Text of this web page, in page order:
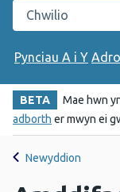
Chwilio gwefan
Pynciau A i Y
BETA
Mae hwn
adborth er mwyn ei
Newyddion